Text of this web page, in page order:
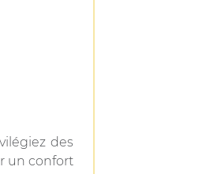
des
un confort